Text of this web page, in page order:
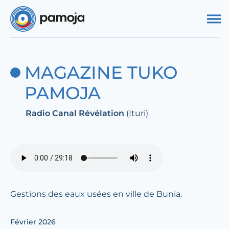
MAGAZINE TUKO
PAMOJA
Radio Canal Révélation (Ituri)
Gestions des eaux usées en ville de Bunia.
Février 2026